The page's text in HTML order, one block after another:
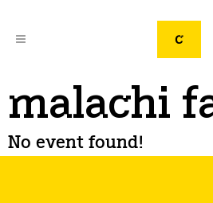
malachi
No event found!